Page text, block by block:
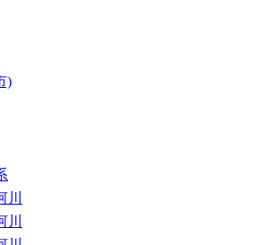
)
川
川